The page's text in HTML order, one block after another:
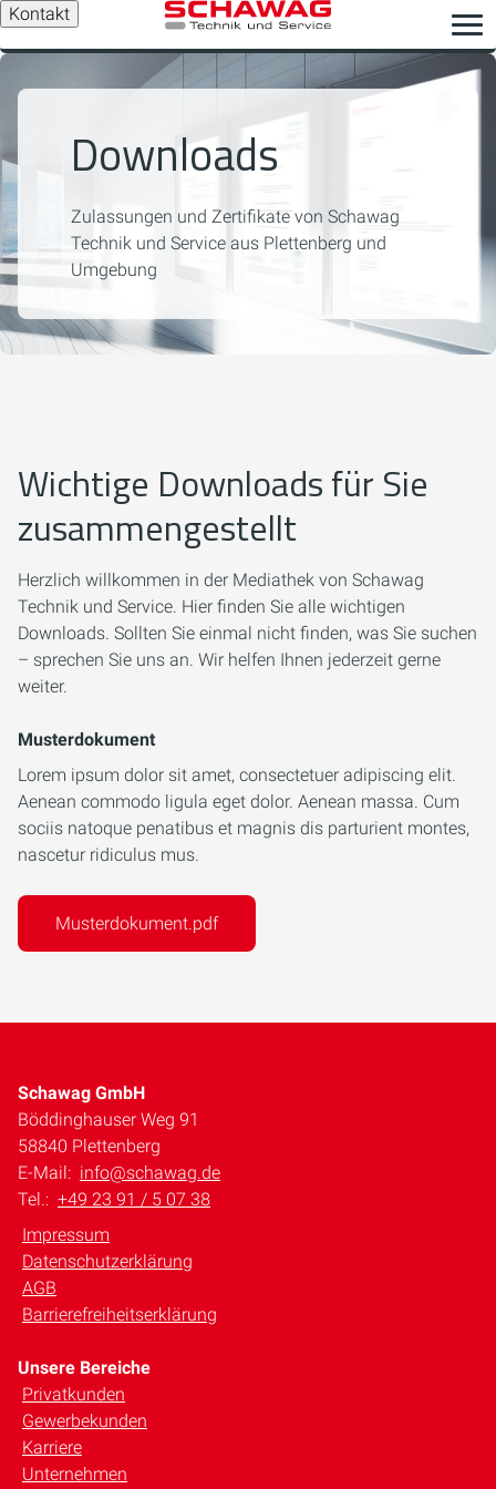
Kontakt
Downloads
Zulassungen und Zertifikate von Schawag
Technik und Service aus Plettenberg und
Umgebung
Wichtige Downloads für Sie
zusammengestellt
Herzlich willkommen in der Mediathek von Schawag
Technik und Service. Hier finden Sie alle wichtigen
Downloads. Sollten Sie einmal nicht finden, was Sie suchen
– sprechen Sie uns an. Wir helfen Ihnen jederzeit gerne
weiter.
Musterdokument
Lorem ipsum dolor sit amet, consectetuer adipiscing elit.
Aenean commodo ligula eget dolor. Aenean massa. Cum
sociis natoque penatibus et magnis dis parturient montes,
nascetur ridiculus mus.
Musterdokument.pdf
Schawag GmbH
Böddinghauser Weg 91
58840 Plettenberg
E-Mail: info@schawag.de
Tel.: +49 23 91 / 5 07 38
Impressum
Datenschutzerklärung
AGB
Barrierefreiheitserklärung
Unsere Bereiche
Privatkunden
Gewerbekunden
Karriere
Unternehmen